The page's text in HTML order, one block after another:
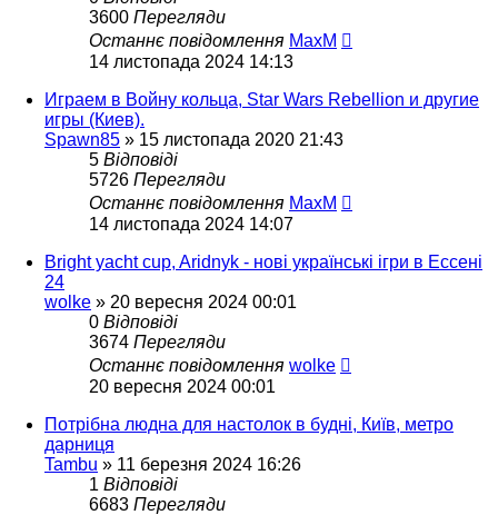
3600 Перегляди
Останнє повідомлення MaxM
14 листопада 2024 14:13
Играем в Войну кольца, Star Wars Rebellion и другие
игры (Киев).
Spawn85 » 15 листопада 2020 21:43
5 Відповіді
5726 Перегляди
Останнє повідомлення MaxM
14 листопада 2024 14:07
Bright yacht cup, Aridnyk - нові українські ігри в Ессені
24
wolke » 20 вересня 2024 00:01
0 Відповіді
3674 Перегляди
Останнє повідомлення wolke
20 вересня 2024 00:01
Потрібна людна для настолок в будні, Київ, метро
дарниця
Tambu » 11 березня 2024 16:26
1 Відповіді
6683 Перегляди